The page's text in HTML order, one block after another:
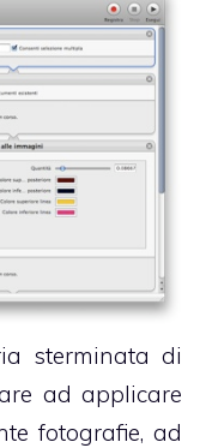
Picturesqueun
sterminata di
ad applicare
fotografie, ad